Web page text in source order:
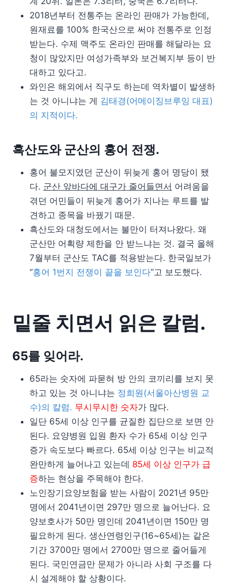
2018년부터 전통주는 온라인 판매가 가능한데,
원재료를 100% 한국산으로 써야 전통주로 인정
받는다. 수제 맥주도 온라인 판매를 해달라는 요
청이 많았지만 여성가족부와 보건복지부 등이 반
대하고 있다고.
와인은 해외에서 직구도 하는데 역차별이 발생하
는 것 아니냐는 게 김태경(어메이징브루잉 대표)
의 지적이다.
흑산도와 군산의 홍어 전쟁.
홍어 불모지였던 군산이 뒤늦게 홍어 명당이 됐
다. 군산 앞바다에 대구가 줄어들면서 어려움을
겪던 어민들이 뒤늦게 홍어가 지나는 루트를 발
견하고 종목을 바꿨기 때문.
흑산도와 대청도에서는 불만이 터져나왔다. 왜
군산만 어획량 제한을 안 받느냐는 것. 결국 올해
7월부터 군산도 TAC를 적용받는다. 한국일보가
“홍어 1번지 전쟁이 끝을 보인다”고 보도했다.
밑줄 치면서 읽은 칼럼.
65를 잊어라.
65라는 숫자에 파묻혀 방 안의 코끼리를 보지 못
하고 있는 것 아니냐는 정희원(서울아산병원 교
수)의 칼럼. 무시무시한 숫자가 많다.
일단 65세 이상 인구를 균질한 집단으로 보면 안
된다. 요양병원 입원 환자 수가 65세 이상 인구
증가 속도보다 빠르다. 65세 이상 인구는 비교적
완만하게 늘어나고 있는데 85세 이상 인구가 급
증하는 현상을 주목해야 한다.
노인장기요양보험을 받는 사람이 2021년 95만
명에서 2041년이면 297만 명으로 늘어난다. 요
양보호사가 50만 명인데 2041년이면 150만 명
필요하게 된다. 생산연령인구(16~65세)는 같은
기간 3700만 명에서 2700만 명으로 줄어들게
된다. 국민연금만 문제가 아니라 사회 구조를 다
시 설계해야 할 상황이다.